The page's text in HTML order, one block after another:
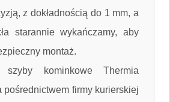
z dokładnością do 1 mm, a
starannie wykańczamy, aby
montaż.
szyby kominkowe Thermia
pośrednictwem firmy kurierskiej